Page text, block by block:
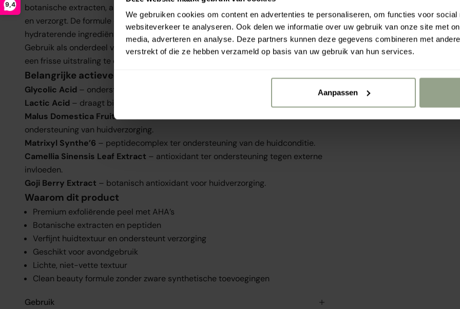
We gebruiken cookies om content en advertenties te personaliseren, om functies voor social
websiteverkeer te analyseren. Ook delen we informatie over uw gebruik van onze site met
media, adverteren en analyse. Deze partners kunnen deze gegevens combineren met
verstrekt of die ze hebben verzameld op basis van uw gebruik van hun services.
Aanpassen
9,4
botanische extracten, alfahydroxyzuren en peptiden die de huid ondersteunt
en verzorgt. De formule combineert exfoliërende zuren met antioxidanten en
hydraterende ingrediënten voor een gebalanceerde huidverzorging.
Gebruik als onderdeel van je avondroutine om de huidtextuur te verfijnen en
een frisse uitstraling te ondersteunen.
Belangrijke actieve ingrediënten
Glycolic Acid – ondersteunt exfoliatie en een glad huidgevoel.
Lactic Acid – draagt bij aan exfoliatie en hydratatie.
Malus Domestica Fruit Cell Culture Extract
ondersteuning van huidverzorging.
Matrixyl Synthe’6 – peptidecomplex ter ondersteuning van de huidconditie.
Camellia Sinensis Leaf Extract – antioxidant ter ondersteuning tegen externe
invloeden.
Goji Berry Extract – botanisch antioxidant voor huidverzorging.
Waarom dit product
Premium exfoliërende peel met AHA’s
Botanische extracten en peptiden
Verfijnt huidtextuur en ondersteunt verzorging
Geschikt voor avondgebruik
Lichte, niet-vette textuur
Clean beauty formule zonder zware synthetische toevoegingen
Gebruik